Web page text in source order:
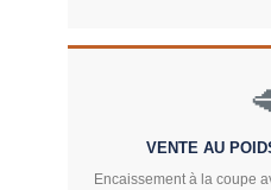
VENTE AU
Encaissement à la coupe